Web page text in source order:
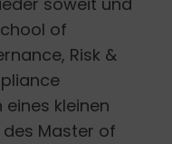
of
Risk &
kleinen
Master of